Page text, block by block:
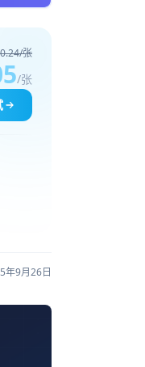
张
/张
年9月26日